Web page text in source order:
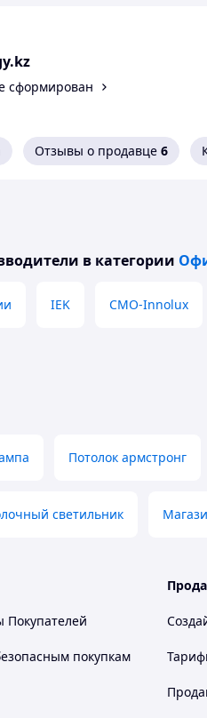
Светильник
Квадратная
595 мм
сформирован
Отзывы о продавце 6
в категории
IEK CMO-Innolux
Потолок армстронг
светильник
покупкам